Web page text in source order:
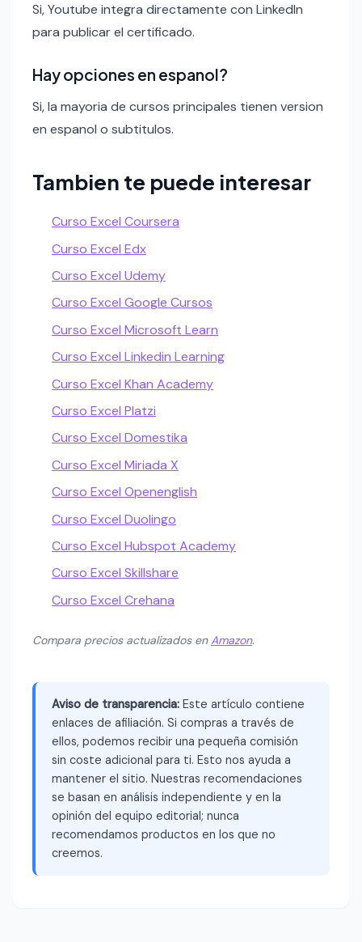
Si, Youtube integra directamente con LinkedIn
para publicar el certificado.
Hay opciones en espanol?
Si, la mayoria de cursos principales tienen version
en espanol o subtitulos.
Tambien te puede interesar
Curso Excel Coursera
Curso Excel Edx
Curso Excel Udemy
Curso Excel Google Cursos
Curso Excel Microsoft Learn
Curso Excel Linkedin Learning
Curso Excel Khan Academy
Curso Excel Platzi
Curso Excel Domestika
Curso Excel Miriada X
Curso Excel Openenglish
Curso Excel Duolingo
Curso Excel Hubspot Academy
Curso Excel Skillshare
Curso Excel Crehana
Compara precios actualizados enAmazon.
Aviso de transparencia: Este artículo contiene
enlaces de afiliación. Si compras a través de
ellos, podemos recibir una pequeña comisión
sin coste adicional para ti. Esto nos ayuda a
mantener el sitio. Nuestras recomendaciones
se basan en análisis independiente y en la
opinión del equipo editorial; nunca
recomendamos productos en los que no
creemos.